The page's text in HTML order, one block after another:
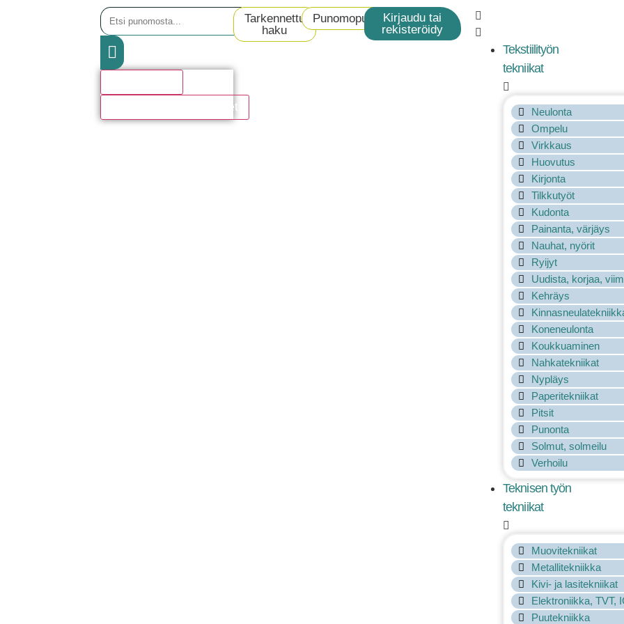
Katso kaikki hakutulokset
Tarkennettu
haku
PunomoputiikkiKirjaudu tai
rekisteröidy
Tekstiilityön
tekniikat
Neulonta
Ompelu
Virkkaus
Huovutus
Kirjonta
Tilkkutyöt
Kudonta
Painanta, värjäys
Nauhat, nyörit
Ryijyt
Uudista, korjaa,
Kehräys
Koneneulonta
Koukkuaminen
Nahkatekniikat
Nypläys
Paperitekniikat
Pitsit
Punonta
Solmut, solmeilu
Verhoilu
Teknisen työn
tekniikat
Muovitekniikat
Metallitekniikka
Kivi- ja lasitekniikat
Elektroniikka, TVT,
Puutekniikka